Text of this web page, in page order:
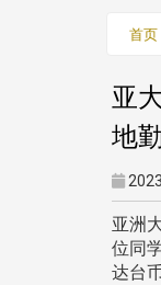
首页
亚
地
亚洲
位同
达台